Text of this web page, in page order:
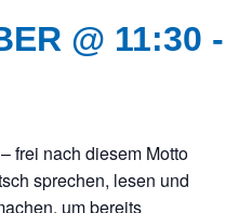
@ 11:30 -
frei nach diesem Motto
sprechen, lesen und
um bereits